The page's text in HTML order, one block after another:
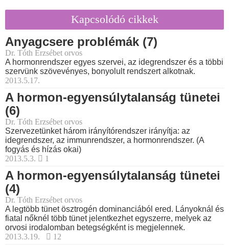
Kapcsolódó cikkek
Anyagcsere problémák (7)
Dr. Tóth Erzsébet orvos
A hormonrendszer egyes szervei, az idegrendszer és a többi
szervünk szövevényes, bonyolult rendszert alkotnak.
2013.5.17.
A hormon-egyensúlytalanság tünetei
(6)
Dr. Tóth Erzsébet orvos
Szervezetünket három irányítórendszer irányítja: az
idegrendszer, az immunrendszer, a hormonrendszer. (A
fogyás és hízás okai)
2013.5.3.
1
A hormon-egyensúlytalanság tünetei
(4)
Dr. Tóth Erzsébet orvos
A legtöbb tünet ösztrogén dominanciából ered. Lányoknál és
fiatal nőknél több tünet jelentkezhet egyszerre, melyek az
orvosi irodalomban betegségként is megjelennek.
2013.3.19.
12